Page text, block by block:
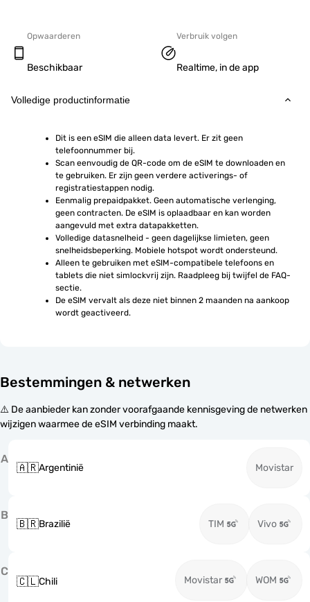
Opwaarderen
Beschikbaar
Verbruik volgen
Realtime, in de app
Volledige productinformatie
Dit is een eSIM die alleen data levert. Er zit geen
telefoonnummer bij.
Scan eenvoudig de QR-code om de eSIM te downloaden en
te gebruiken. Er zijn geen verdere activerings- of
registratiestappen nodig.
Eenmalig prepaidpakket. Geen automatische verlenging,
geen contracten. De eSIM is oplaadbaar en kan worden
aangevuld met extra datapakketten.
Volledige datasnelheid - geen dagelijkse limieten, geen
snelheidsbeperking. Mobiele hotspot wordt ondersteund.
Alleen te gebruiken met eSIM-compatibele telefoons en
tablets die niet simlockvrij zijn. Raadpleeg bij twijfel de FAQ-
sectie.
De eSIM vervalt als deze niet binnen 2 maanden na aankoop
wordt geactiveerd.
Bestemmingen & netwerken
⚠️ De aanbieder kan zonder voorafgaande kennisgeving de netwerken
wijzigen waarmee de eSIM verbinding maakt.
A
🇦🇷Argentinië Movistar
B
🇧🇷Brazilië TIM Vivo
C
🇨🇱Chili Movistar WOM